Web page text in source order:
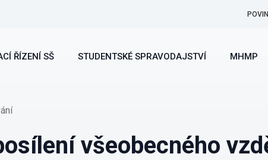
ŘÍZENÍ SŠ STUDENTSKÉ SPRAVODAJSTVÍ MHMP
všeobecného